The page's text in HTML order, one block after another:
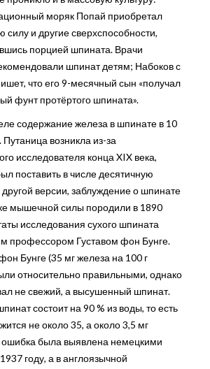
моряк Попай приобретал
силу и другие сверхспособности,
порцией шпината. Врачи
шпинат детям; Набоков с
что его 9-месячный сын «получал
фунт протёртого шпината».
содержание железа в шпинате в 10
возникла из-за
исследователя конца XIX века,
поставить в числе десятичную
версии, заблуждение о шпинате
мышечной силы породили в 1890
исследования сухого шпината
профессором Густавом фон Бунге.
Бунге (35 мг железа на 100 г
относительно правильными, однако
не свежий, а высушенный шпинат.
состоит на 90 % из воды, то есть
не около 35, а около 3,5 мг
ошибка была выявлена немецкими
году, а в англоязычной